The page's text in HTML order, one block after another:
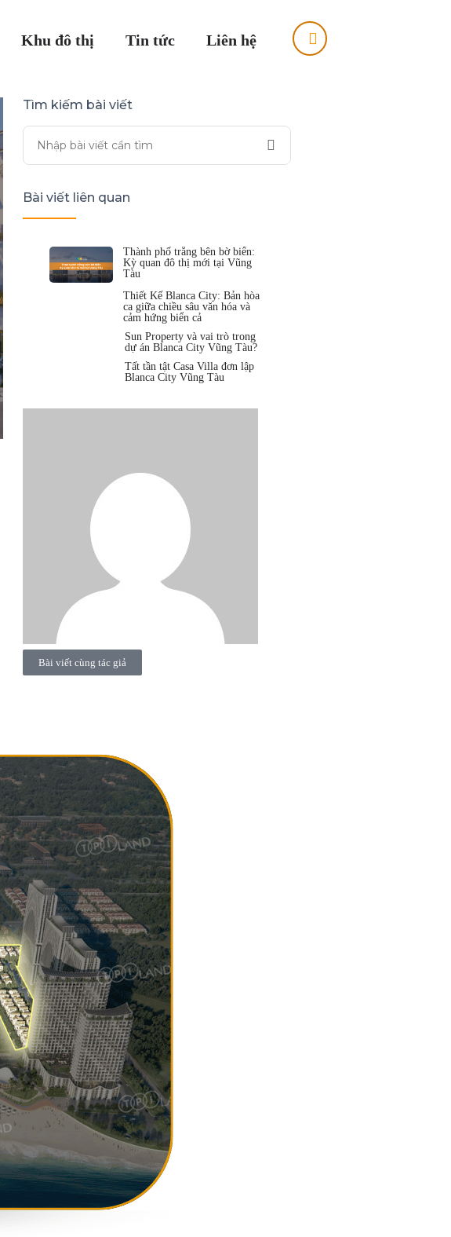
Khu đô thị Tin tức Liên hệ
Tìm kiếm bài viết
Bài viết liên quan
Thành phố trắng bên bờ biển:
Kỳ quan đô thị mới tại Vũng
Tàu
Thiết Kế Blanca City: Bản hòa
ca giữa chiều sâu văn hóa và
cảm hứng biển cả
Sun Property và vai trò trong
dự án Blanca City Vũng Tàu?
Tất tần tật Casa Villa đơn lập
Blanca City Vũng Tàu
Bài viết cùng tác giả